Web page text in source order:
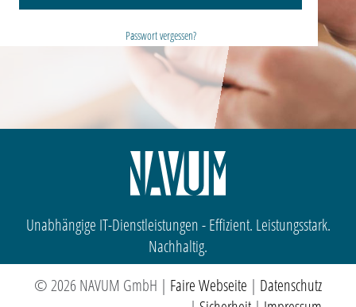
Passwort vergessen?
Unabhängige IT-Dienstleistungen - Effizient. Leistungsstark.
Nachhaltig.
© 2026 NAVUM GmbH | Faire Webseite | Datenschutz